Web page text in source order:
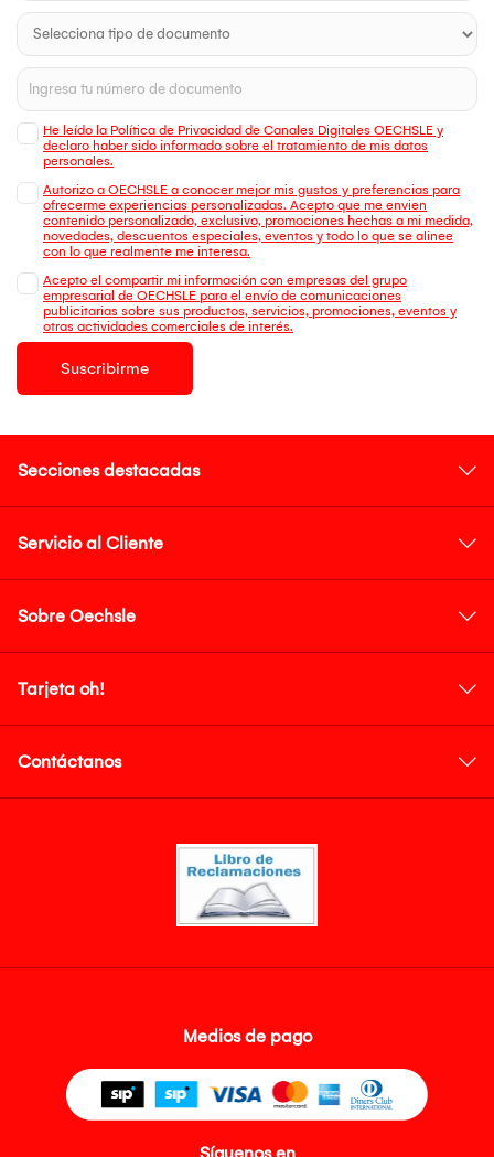
He leído la Política de Privacidad de Canales Digitales OECHSLE y
declaro haber sido informado sobre el tratamiento de mis datos
personales.
Autorizo a OECHSLE a conocer mejor mis gustos y preferencias para
ofrecerme experiencias personalizadas. Acepto que me envien
contenido personalizado, exclusivo, promociones hechas a mi medida,
novedades, descuentos especiales, eventos y todo lo que se alinee
con lo que realmente me interesa.
Acepto el compartir mi información con empresas del grupo
empresarial de OECHSLE para el envío de comunicaciones
publicitarias sobre sus productos, servicios, promociones, eventos y
otras actividades comerciales de interés.
Suscribirme
Secciones destacadas
Servicio al Cliente
Sobre Oechsle
Tarjeta oh!
Contáctanos
Medios de pago
Síguenos en